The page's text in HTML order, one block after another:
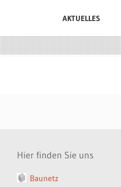
AKTUELLES
Hier finden Sie uns
Baunetz